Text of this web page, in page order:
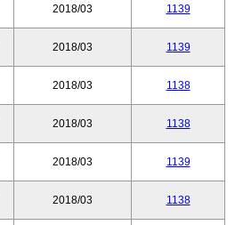
2018/03 1139
2018/03 1139
2018/03 1138
2018/03 1138
2018/03 1139
2018/03 1138